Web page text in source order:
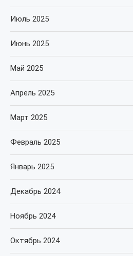
Июль 2025
Июнь 2025
Май 2025
Апрель 2025
Март 2025
Февраль 2025
Январь 2025
Декабрь 2024
Ноябрь 2024
Октябрь 2024